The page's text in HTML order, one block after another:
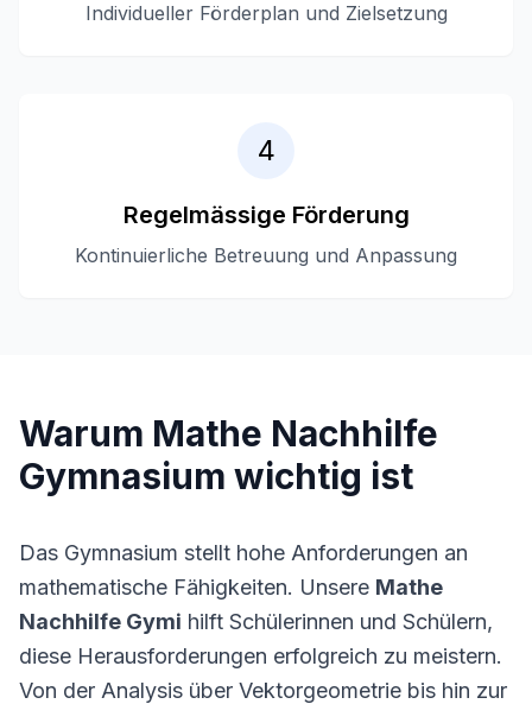
Individueller Förderplan und Zielsetzung
4
Regelmässige Förderung
Kontinuierliche Betreuung und Anpassung
Warum Mathe Nachhilfe
Gymnasium wichtig ist
Das Gymnasium stellt hohe Anforderungen an
mathematische Fähigkeiten. Unsere Mathe
Nachhilfe Gymi hilft Schülerinnen und Schülern,
diese Herausforderungen erfolgreich zu meistern.
Von der Analysis über Vektorgeometrie bis hin zur